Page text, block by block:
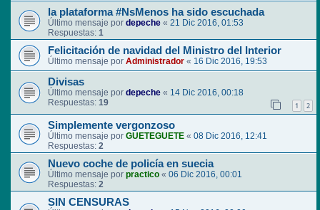
la plataforma #NsMenos ha sido escuchada
Último mensaje por depeche « 21 Dic 2016, 01:53
Respuestas: 1
Felicitación de navidad del Ministro del Interior
Último mensaje por Administrador « 16 Dic 2016, 19:53
Divisas
Último mensaje por depeche « 14 Dic 2016, 00:18
Respuestas: 19 1 2
Simplemente vergonzoso
Último mensaje por GUETEGUETE « 08 Dic 2016, 12:41
Respuestas: 2
Nuevo coche de policía en suecia
Último mensaje por practico « 06 Dic 2016, 00:01
Respuestas: 2
SIN CENSURAS